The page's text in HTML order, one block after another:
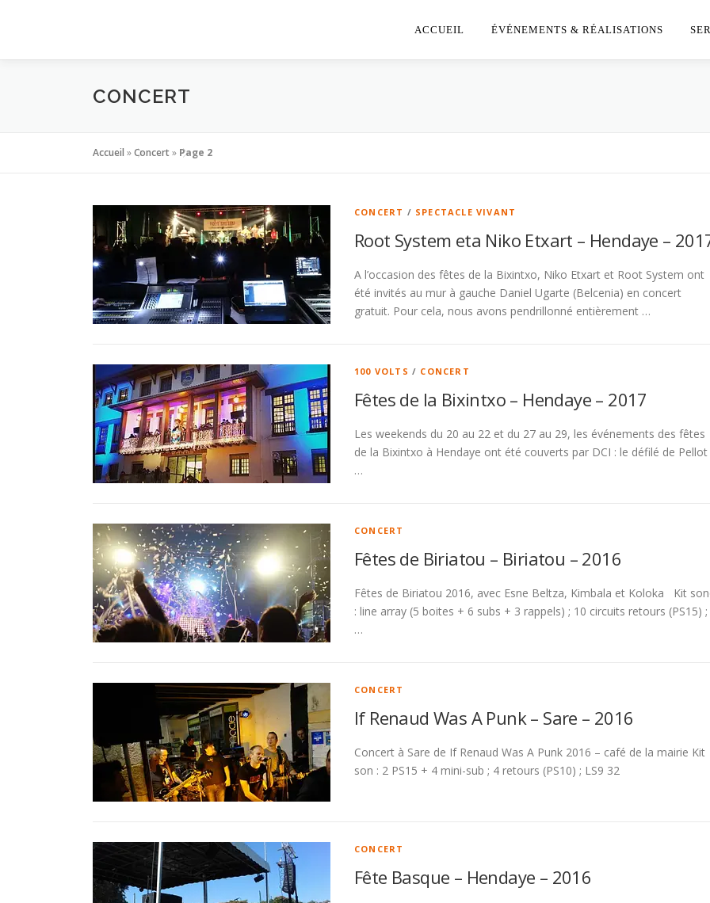
ACCUEIL ÉVÉNEMENTS & RÉALISATIONS
CONCERT
Accueil »Concert» Page 2
CONCERT / SPECTACLE VIVANT
Root System eta Niko Etxart – Hendaye –
A l’occasion des fêtes de la Bixintxo, Niko Etxart et Root System ont
été invités au mur à gauche Daniel Ugarte (Belcenia) en concert
gratuit. Pour cela, nous avons pendrillonné entièrement …
100 VOLTS / CONCERT
Fêtes de la Bixintxo – Hendaye – 2017
Les weekends du 20 au 22 et du 27 au 29, les événements des fêtes
de la Bixintxo à Hendaye ont été couverts par DCI : le défilé de Pellot
…
CONCERT
Fêtes de Biriatou – Biriatou – 2016
Fêtes de Biriatou 2016, avec Esne Beltza, Kimbala et Koloka Kit
: line array (5 boites + 6 subs + 3 rappels) ; 10 circuits retours (PS15) ;
…
CONCERT
If Renaud Was A Punk – Sare – 2016
Concert à Sare de If Renaud Was A Punk 2016 – café de la mairie Kit
son : 2 PS15 + 4 mini-sub ; 4 retours (PS10) ; LS9 32
CONCERT
Fête Basque – Hendaye – 2016